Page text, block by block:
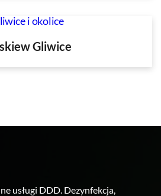
Gliwice
usługi DDD. Dezynfekcja,